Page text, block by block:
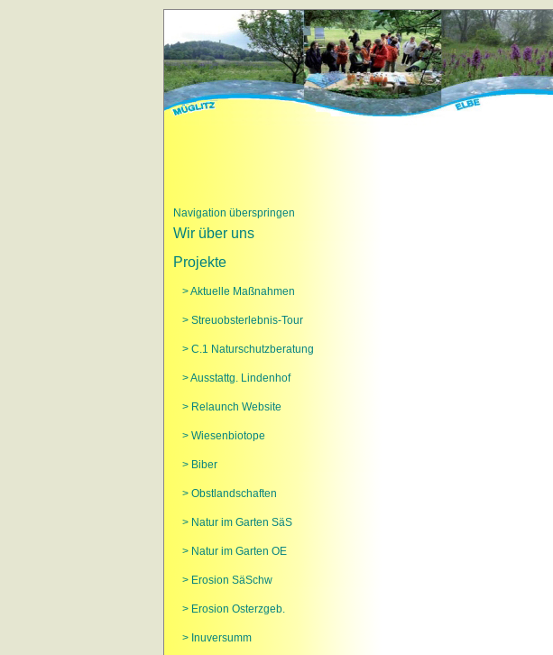
Navigation überspringen
Wir über uns
Projekte
> Aktuelle Maßnahmen
> Streuobsterlebnis-Tour
> C.1 Naturschutzberatung
> Ausstattg. Lindenhof
> Relaunch Website
> Wiesenbiotope
> Biber
> Obstlandschaften
> Natur im Garten SäS
> Natur im Garten OE
> Erosion SäSchw
> Erosion Osterzgeb.
> Inuversumm